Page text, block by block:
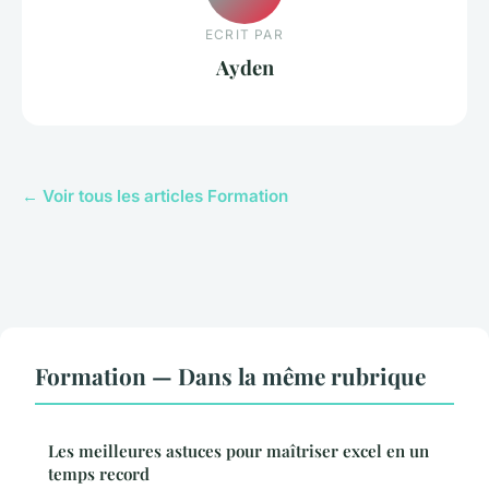
ECRIT PAR
Ayden
← Voir tous les articles Formation
Formation — Dans la même rubrique
Les meilleures astuces pour maîtriser excel en un
temps record